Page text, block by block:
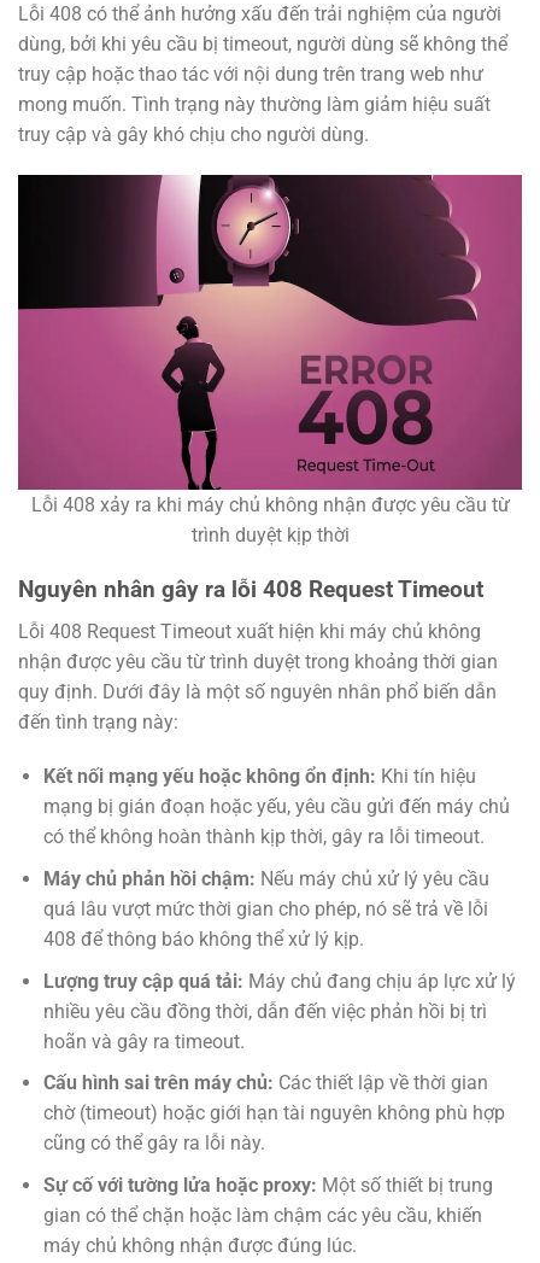
Lỗi 408 có thể ảnh hưởng xấu đến trải nghiệm của người
dùng, bởi khi yêu cầu bị timeout, người dùng sẽ không thể
truy cập hoặc thao tác với nội dung trên trang web như
mong muốn. Tình trạng này thường làm giảm hiệu suất
truy cập và gây khó chịu cho người dùng.
Lỗi 408 xảy ra khi máy chủ không nhận được yêu cầu từ
trình duyệt kịp thời
Nguyên nhân gây ra lỗi 408 Request Timeout
Lỗi 408 Request Timeout xuất hiện khi máy chủ không
nhận được yêu cầu từ trình duyệt trong khoảng thời gian
quy định. Dưới đây là một số nguyên nhân phổ biến dẫn
đến tình trạng này:
Kết nối mạng yếu hoặc không ổn định: Khi tín hiệu
mạng bị gián đoạn hoặc yếu, yêu cầu gửi đến máy chủ
có thể không hoàn thành kịp thời, gây ra lỗi timeout.
Máy chủ phản hồi chậm: Nếu máy chủ xử lý yêu cầu
quá lâu vượt mức thời gian cho phép, nó sẽ trả về lỗi
408 để thông báo không thể xử lý kịp.
Lượng truy cập quá tải: Máy chủ đang chịu áp lực xử lý
nhiều yêu cầu đồng thời, dẫn đến việc phản hồi bị trì
hoãn và gây ra timeout.
Cấu hình sai trên máy chủ: Các thiết lập về thời gian
chờ (timeout) hoặc giới hạn tài nguyên không phù hợp
cũng có thể gây ra lỗi này.
Sự cố với tường lửa hoặc proxy: Một số thiết bị trung
gian có thể chặn hoặc làm chậm các yêu cầu, khiến
máy chủ không nhận được đúng lúc.